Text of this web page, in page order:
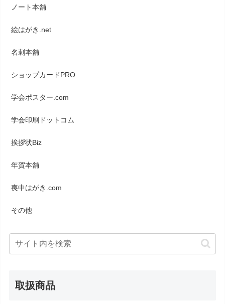
ノート本舗
絵はがき.net
名刺本舗
ショップカードPRO
学会ポスター.com
学会印刷ドットコム
挨拶状Biz
年賀本舗
喪中はがき.com
その他
取扱商品